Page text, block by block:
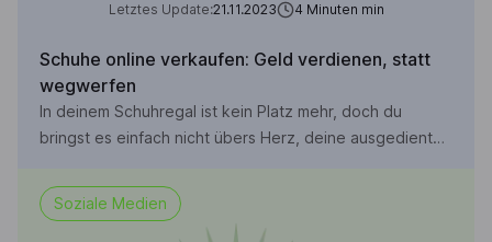
Letztes Update:21.11.2023 4 Minuten min
Schuhe online verkaufen: Geld verdienen, statt
wegwerfen
In deinem Schuhregal ist kein Platz mehr, doch du
bringst es einfach nicht übers Herz, deine ausgedienten
aufbewahrst, desto mehr verlieren sie an Wert.
Entweder kommen die Schuhe aus der Mode oder sie
Soziale Medien